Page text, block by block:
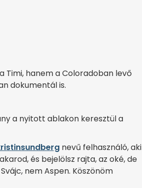
Timi, hanem a Coloradoban levő
dokumentál is.
a nyitott ablakon keresztül a
nevű felhasználó, aki
és bejelölsz rajta, az oké, de
nem Aspen. Köszönöm